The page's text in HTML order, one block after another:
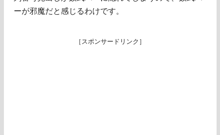
ーが邪魔だと感じるわけです。
［スポンサードリンク］